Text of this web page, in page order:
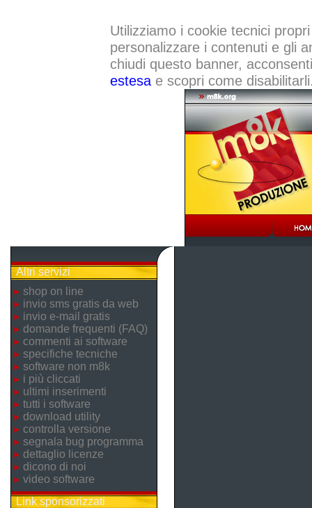
Utilizziamo i cookie tecnici
personalizzare i contenuti e gli
chiudi questo banner,
estesae scopri come
Altri servizi
shop on line
invio sms gratis da web
invio e-mail gratis
domande frequenti (FAQ)
commenti ai software
specifiche tecniche
software non m8k
i più cliccati
ultimi inserimenti
tutti i software
download utility
controlla versione
segnala bug programma
dettaglio licenze
dicono di noi
video software
Link sponsorizzati